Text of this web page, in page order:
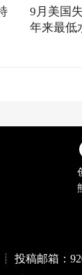
9月美国
年来最低
投稿邮箱：